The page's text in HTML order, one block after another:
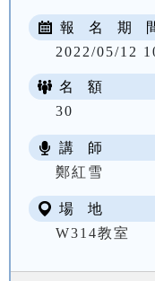
報 名 期
2022/05/12
名 額
30
講 師
鄭紅雪
場 地
W314教室